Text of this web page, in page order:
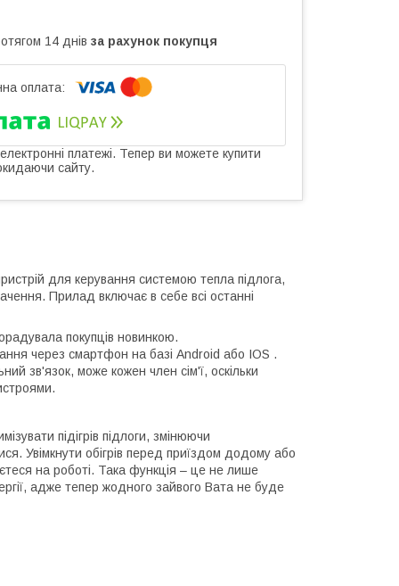
14 днів за рахунок покупця
платежі. Тепер ви можете купити
сайту.
для керування системою тепла підлога,
Прилад включає в себе всі останні
покупців новинкою.
через смартфон на базі Android або IOS .
зв'язок, може кожен член сім'ї, оскільки
підігрів підлоги, змінюючи
Увімкнути обігрів перед приїздом додому або
на роботі. Така функція – це не лише
адже тепер жодного зайвого Вата не буде